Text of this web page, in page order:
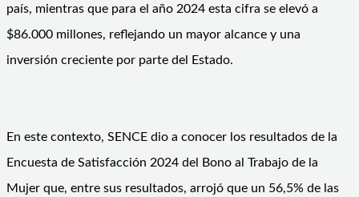
país, mientras que para el año 2024 esta cifra se elevó a
$86.000 millones, reflejando un mayor alcance y una
inversión creciente por parte del Estado.
En este contexto, SENCE dio a conocer los resultados de la
Encuesta de Satisfacción 2024 del Bono al Trabajo de la
Mujer que, entre sus resultados, arrojó que un 56,5% de las